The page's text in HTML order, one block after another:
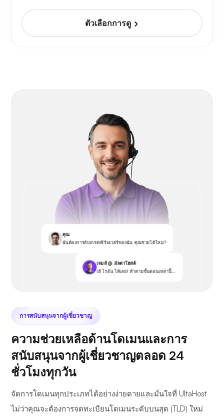
ตัวเลือกการดู
คุณ
ฉันต้องการอัปเกรดเซิร์ฟเวอร์ของฉัน คุณช่วยได้ไหม?
เจมส์ @ อัลตาโฮสต์
เฮ้ ไรอัน ได้เลย! ทำตามขั้นตอนเหล่านี้...
การสนับสนุนจากผู้เชี่ยวชาญ
ความช่วยเหลือด้านโดเมนและการ
สนับสนุนจากผู้เชี่ยวชาญตลอด 24
ชั่วโมงทุกวัน
จัดการโดเมนทุกประเภทได้อย่างง่ายดายและมั่นใจที่ UltaHost
ไม่ว่าคุณจะต้องการจดทะเบียนโดเมนระดับบนสุด (TLD) ใหม่